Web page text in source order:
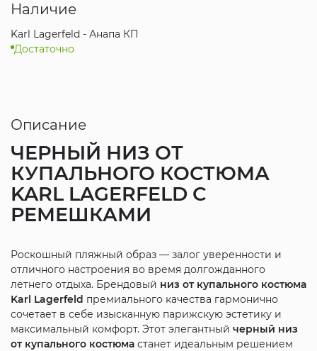
Наличие
Karl Lagerfeld - Анапа КП
Достаточно
Описание
ЧЕРНЫЙ НИЗ ОТ
КУПАЛЬНОГО КОСТЮМА
KARL LAGERFELD С
РЕМЕШКАМИ
Роскошный пляжный образ — залог уверенности и
отличного настроения во время долгожданного
летнего отдыха. Брендовый низ от купального костюма
Karl Lagerfeld премиального качества гармонично
сочетает в себе изысканную парижскую эстетику и
максимальный комфорт. Этот элегантный черный низ
от купального костюмастанет идеальным решением